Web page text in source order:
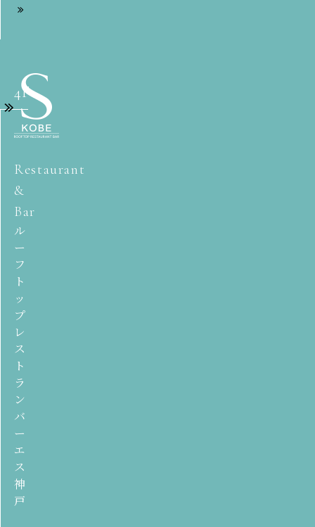
4F
Restaurant
&
Bar
ル
ー
フ
ト
ッ
プ
レ
ス
ト
ラ
ン
バ
ー
エ
ス
神
戸